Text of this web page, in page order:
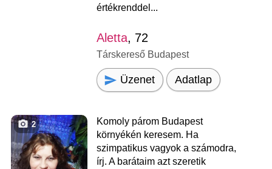
értékrenddel...
Aletta, 72
Társkereső Budapest
Üzenet Adatlap
2
Komoly párom Budapest
környékén keresem. Ha
szimpatikus vagyok a számodra,
írj. A barátaim azt szeretik